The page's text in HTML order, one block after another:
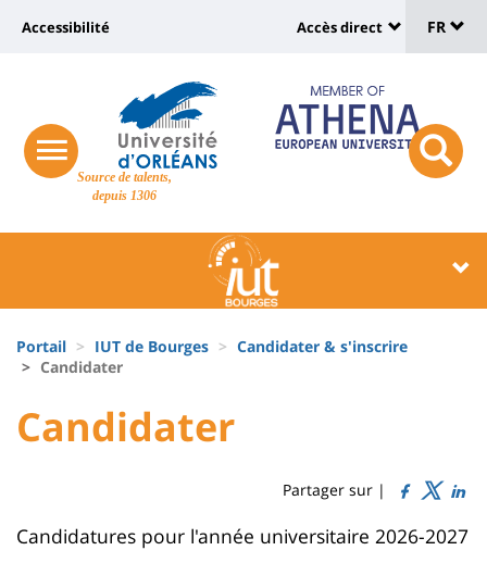
Site
Source de talents,
depuis 1306
Recherche
responsive
menu
button
Université
vers
page
accessibilité
Accessibilité
:
Shortcut
links
Accès direct
de
FR
Block
liste
composantes
d'Ariane
Portail IUT de Bourges
Candidater & s'inscrire
Candidater
University
University
content
Titre
page
Candidater
Partager sur |
Contenu
Candidatures pour l'année universitaire 2026-2027